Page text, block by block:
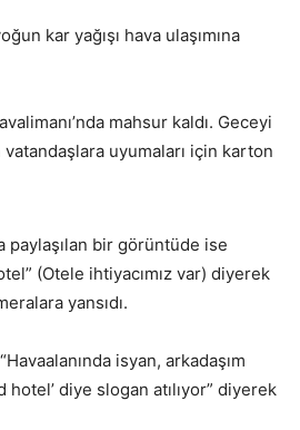
kar yağışı hava ulaşımına
mahsur kaldı. Geceyi
uyumaları için karton
paylaşılan bir görüntüde ise
(Otele ihtiyacımız var) diyerek
yansıdı.
isyan, arkadaşım
hotel’ diye slogan atılıyor” diyerek